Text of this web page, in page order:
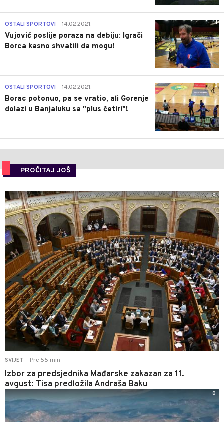
1
OSTALI SPORTOVI 14.02.2021.
Vujović poslije poraza na debiju: Igrači
Borca kasno shvatili da mogu!
3
OSTALI SPORTOVI 14.02.2021.
Borac potonuo, pa se vratio, ali Gorenje
dolazi u Banjaluku sa "plus četiri"!
PROČITAJ JOŠ
SVIJET Pre 55 min
Izbor za predsjednika Mađarske zakazan za 11.
avgust: Tisa predložila Andraša Baku
0
0